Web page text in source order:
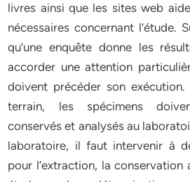
livres ainsi que les sites web
nécessaires concernant l’étude.
qu’une enquête donne les
accorder une attention
doivent précéder son
terrain, les spécimens
conservés et analysés au
laboratoire, il faut intervenir à
pour l’extraction, la conservation